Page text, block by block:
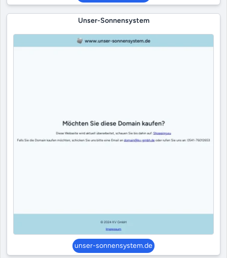
Unser-Sonnensystem
unser-sonnensystem.de